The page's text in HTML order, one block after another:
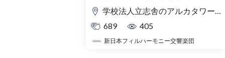
学校法人立志舎のアルカタワーズ校舎
689
405
新日本フィルハーモニー交響楽団